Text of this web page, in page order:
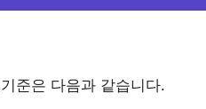
준은 다음과 같습니다.